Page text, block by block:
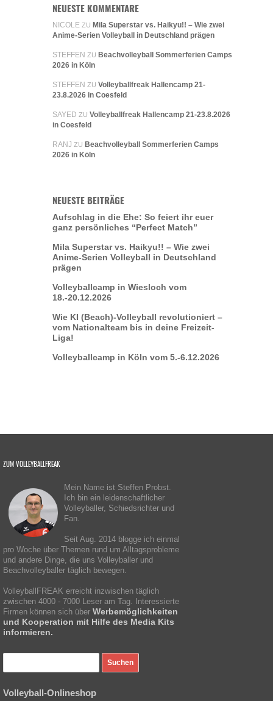
NEUESTE KOMMENTARE
NICOLE ZU Mila Superstar vs. Haikyu!! – Wie zwei
Anime-Serien Volleyball in Deutschland prägen
STEFFEN ZU Beachvolleyball Sommerferien Camps
2026 in Köln
STEFFEN ZU Volleyballfreak Hallencamp 21-
23.8.2026 in Coesfeld
SAYED ZU Volleyballfreak Hallencamp 21-23.8.2026
in Coesfeld
RANJ ZU Beachvolleyball Sommerferien Camps
2026 in Köln
NEUESTE BEITRÄGE
Aufschlag in die Ehe: So feiert ihr euer
ganz persönliches “Perfect Match”
Mila Superstar vs. Haikyu!! – Wie zwei
Anime-Serien Volleyball in Deutschland
prägen
Volleyballcamp in Wiesloch vom
18.-20.12.2026
Wie KI (Beach)-Volleyball revolutioniert –
vom Nationalteam bis in deine Freizeit-
Liga!
Volleyballcamp in Köln vom 5.-6.12.2026
ZUM VOLLEYBALLFREAK
Mein Name ist Steffen Probst.
Ich bin ein leidenschaftlicher
Volleyballer, Schiedsrichter und
Fan.
Seit Aug. 2014 blogge ich einmal
pro Woche über Themen rund um Alltagsprobleme
und andere Dinge, die uns Volleyballer und
Beachvolleyballer täglich bewegen.
VolleyballFREAK erreicht inzwischen täglich
zwischen 4000 - 7000 Leser am Tag. Interessierte
Firmen können sich über Werbemöglichkeiten
und Kooperation mit Hilfe des Media Kits
informieren.
Volleyball-Onlineshop